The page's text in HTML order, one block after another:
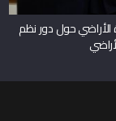
الأراضي حول دور نظم